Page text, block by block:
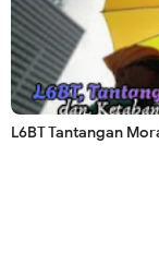
L6BT Tantangan